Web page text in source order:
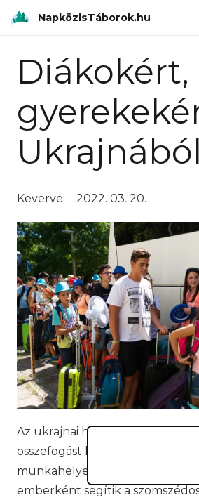
NapközisTáborok.hu
Diákokért,
Ukrajnából
Keverve 2022. 03. 20.
Az ukrajnai háború
összefogást hozott.
munkahelyek és civilek
emberként segítik a